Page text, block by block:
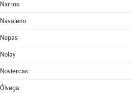
Narros
Navaleno
Nepas
Nolay
Noviercas
Ólvega